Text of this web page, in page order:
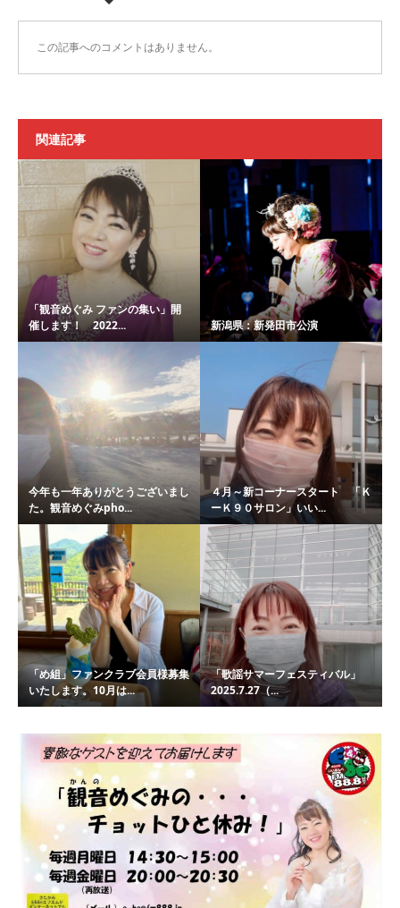
この記事へのコメントはありません。
関連記事
「観音めぐみ ファンの集い」開
催します！ 2022...
新潟県：新発田市公演
今年も一年ありがとうございまし
た。観音めぐみpho...
４月～新コーナースタート 「Ｋ
ーＫ９０サロン」いい...
「め組」ファンクラブ会員様募集
いたします。10月は...
「歌謡サマーフェスティバル」
2025.7.27（...